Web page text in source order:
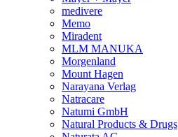
medivere
Memo
Miradent
MLM MANUKA
Morgenland
Mount Hagen
Narayana Verlag
Natracare
Natumi GmbH
Natural Products & Drugs